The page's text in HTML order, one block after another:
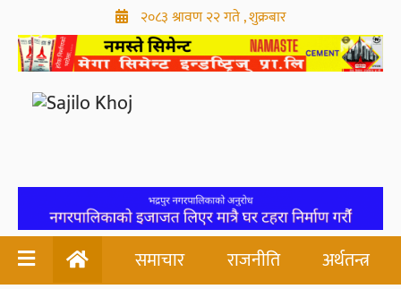
२०८३ श्रावण २२ गते , शुक्रबार
समाचार राजनीति अर्थतन्त्र